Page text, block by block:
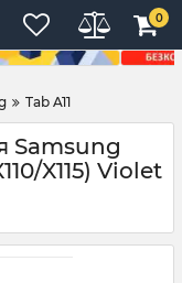
0
Tab A11
Samsung
X115) Violet